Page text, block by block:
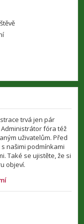
trvá jen pár
fóra též
uživatelům. Před
našimi podmínkami
Také se ujistěte, že si
objeví.